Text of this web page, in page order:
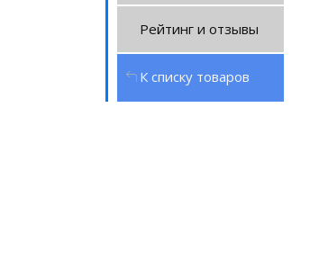
Рейтинг и отзывы
К списку товаров